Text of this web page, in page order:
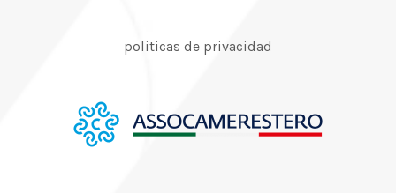
politicas de privacidad